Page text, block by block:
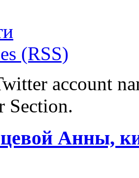
(RSS)
account
Section.
Анны,